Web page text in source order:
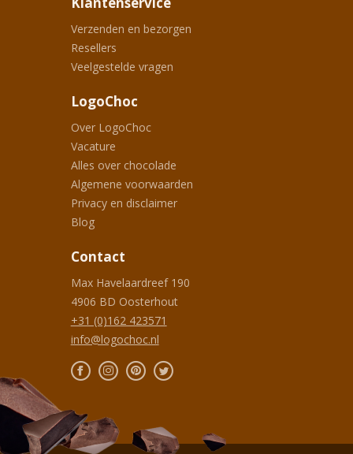
Verzenden en bezorgen
Resellers
Veelgestelde vragen
LogoChoc
Over LogoChoc
Vacature
Alles over chocolade
Algemene voorwaarden
Privacy en disclaimer
Blog
Contact
Max Havelaardreef 190
4906 BD Oosterhout
+31 (0)162 423571
info@logochoc.nl